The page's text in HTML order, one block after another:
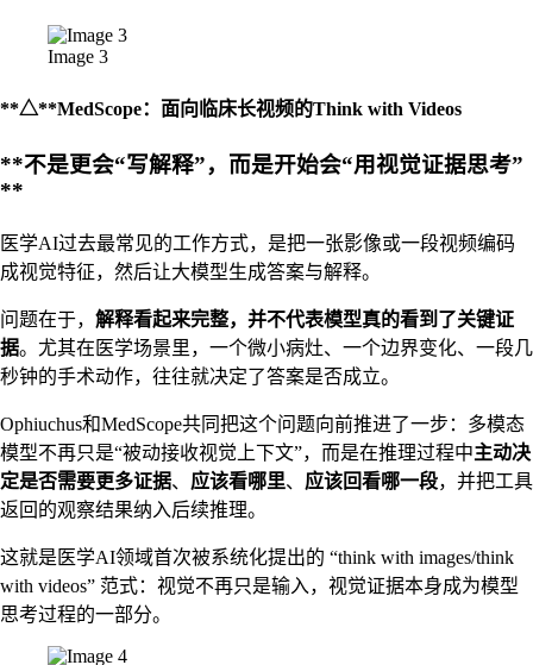
Image 3
**△**MedScope：面向临床长视频的Think with Videos
**不是更会“写解释”，而是开始会“用视觉证据思考”
**
医学AI过去最常见的工作方式，是把一张影像或一段视频编码
成视觉特征，然后让大模型生成答案与解释。
问题在于， 解释看起来完整，并不代表模型真的看到了关键证
据。尤其在医学场景里，一个微小病灶、一个边界变化、一段几
秒钟的手术动作，往往就决定了答案是否成立。
Ophiuchus和MedScope共同把这个问题向前推进了一步：多模态
模型不再只是“被动接收视觉上下文”，而是在推理过程中主动决
定是否需要更多证据、 应该看哪里、 应该回看哪一段，并把工具
返回的观察结果纳入后续推理。
这就是医学AI领域首次被系统化提出的 “think with images/think
with videos” 范式：视觉不再只是输入，视觉证据本身成为模型
思考过程的一部分。